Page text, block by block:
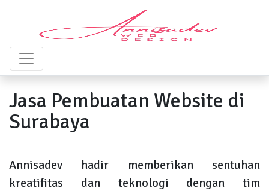
Jasa Pembuatan Website di
Surabaya
Annisadev hadir memberikan sentuhan
kreatifitas dan teknologi dengan tim